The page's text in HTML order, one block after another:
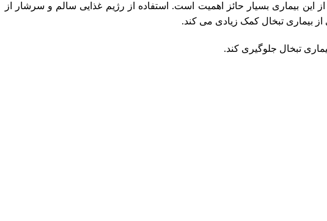
بیماری بسیار حائز اهمیت است. استفاده از رژیم غذایی سالم و سرشار از
تبخال جلوگیری کند.